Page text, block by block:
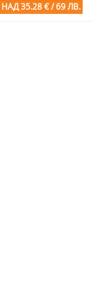
НАД 35.28 € / 69 ЛВ.